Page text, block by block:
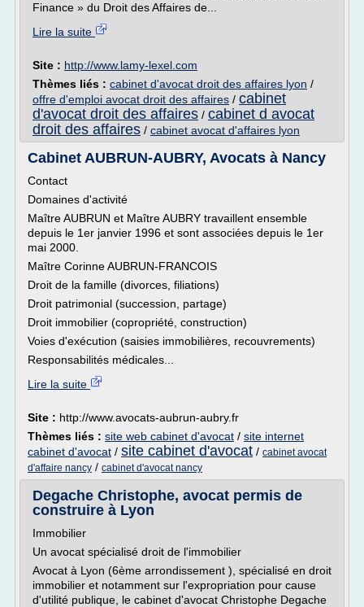
Finance » du Droit des Affaires de...
Lire la suite
Site : http://www.lamy-lexel.com
Thèmes liés : cabinet d'avocat droit des affaires lyon /
offre d'emploi avocat droit des affaires / cabinet
d'avocat droit des affaires / cabinet d avocat
droit des affaires / cabinet avocat d'affaires lyon
Cabinet AUBRUN-AUBRY, Avocats à Nancy
Contact
Domaines d'activité
Maître AUBRUN et Maître AUBRY travaillent ensemble
depuis le 1er janvier 1996 et sont associées depuis le 1er
mai 2000.
Maître Corinne AUBRUN-FRANCOIS
Droit de la famille (divorces, filiations)
Droit patrimonial (succession, partage)
Droit immobilier (copropriété, construction)
Voies d'exécution (saisies immobilières, recouvrements)
Responsabilités médicales...
Lire la suite
Site : http://www.avocats-aubrun-aubry.fr
Thèmes liés : site web cabinet d'avocat / site internet
cabinet d'avocat / site cabinet d'avocat / cabinet avocat
d'affaire nancy / cabinet d'avocat nancy
Degache Christophe, avocat permis de
construire à Lyon
Immobilier
Un avocat spécialisé droit de l'immobilier
Avocat à Lyon (6ème arrondissement ), spécialisé en droit
immobilier et notamment sur l'expropriation pour cause
d'utilité publique, le cabinet d'avocat Christophe Degache